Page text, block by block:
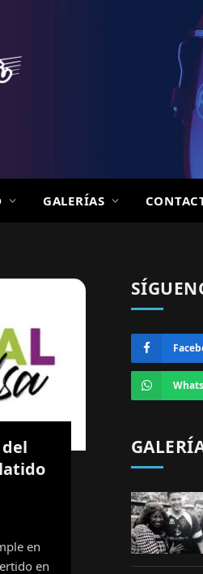
GALERÍAS
en
en